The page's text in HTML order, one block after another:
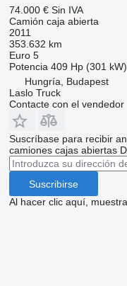
74.000 € Sin IVA
Camión caja abierta
2011
353.632 km
Euro 5
Potencia 409 Hp (301 kW)
Hungría, Budapest
Laslo Truck
Contacte con el vendedor
Suscríbase para recibir
camiones cajas abiertas
Suscribirse
Al hacer clic aquí,